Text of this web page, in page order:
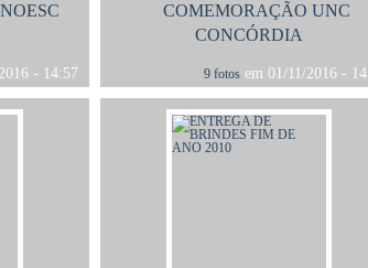
- 14:57
COMEMORAÇÃO UNC
CONCÓRDIA
9 fotos em 01/11/2016 -